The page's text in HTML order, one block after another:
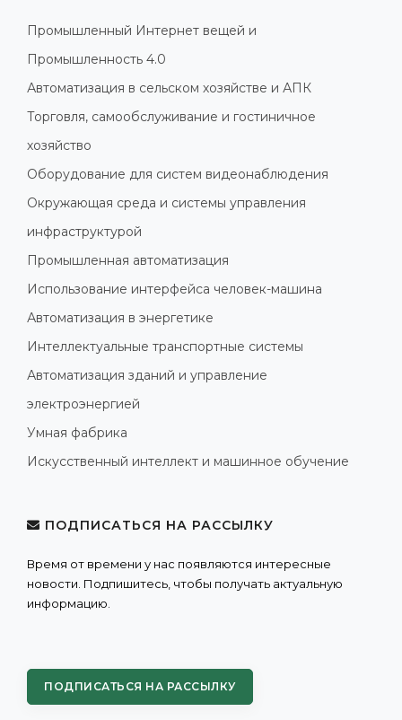
Промышленный Интернет вещей и
Промышленность 4.0
Автоматизация в сельском хозяйстве и АПК
Торговля, самообслуживание и гостиничное
хозяйство
Оборудование для систем видеонаблюдения
Окружающая среда и системы управления
инфраструктурой
Промышленная автоматизация
Использование интерфейса человек-машина
Автоматизация в энергетике
Интеллектуальные транспортные системы
Автоматизация зданий и управление
электроэнергией
Умная фабрика
Искусственный интеллект и машинное обучение
ПОДПИСАТЬСЯ НА РАССЫЛКУ
Время от времени у нас появляются интересные
новости. Подпишитесь, чтобы получать актуальную
информацию.
ПОДПИСАТЬСЯ НА РАССЫЛКУ